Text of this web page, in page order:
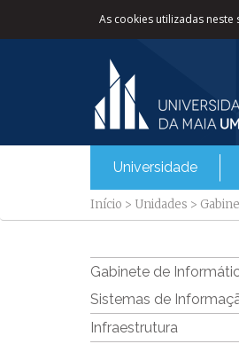
As cookies utilizadas
Universidade
Início > Unidades >
Gabinete de
Sistemas de
Infraestrutura